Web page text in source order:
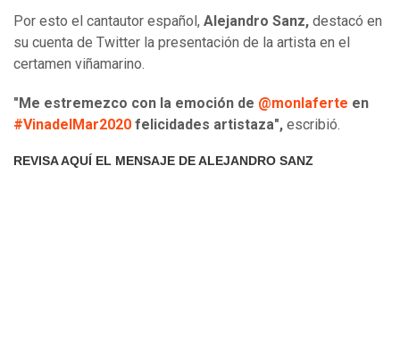
Por esto el cantautor español, Alejandro Sanz, destacó en
su cuenta de Twitter la presentación de la artista en el
certamen viñamarino.
"Me estremezco con la emoción de @monlaferte en
#VinadelMar2020 felicidades artistaza", escribió.
REVISA AQUÍ EL MENSAJE DE ALEJANDRO SANZ